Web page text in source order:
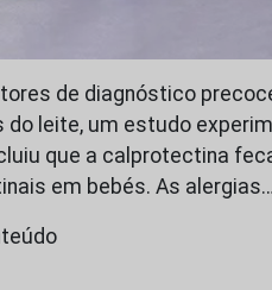
de diagnóstico
leite, um estudo
que a calprotectina
em bebés. As alergias…